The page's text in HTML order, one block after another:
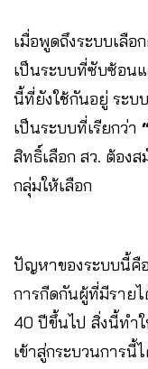
เมื่อพูดถึงระบบเลือ
เป็นระบบที่ซับซ้อน
นี้ที่ยังใช้กันอยู่ ระบ
เป็นระบบที่เรียกว่า
สิทธิ์เลือก สว. ต้อง
กลุ่มให้เลือก
ปัญหาของระบบนี้คื
การกีดกันผู้ที่มีราย
40 ปีขึ้นไป สิ่งนี้ทำ
เข้าสู่กระบวนการนี้